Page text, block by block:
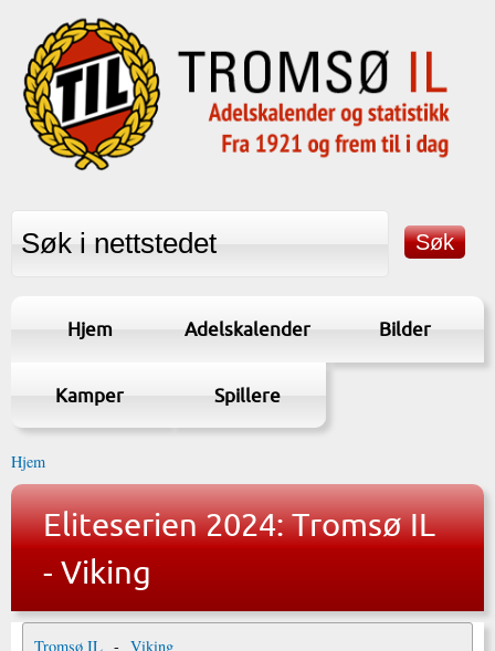
Hjem Adelskalender Bilder
Kamper Spillere
Hjem
Eliteserien 2024: Tromsø IL
- Viking
Tromsø IL - Viking